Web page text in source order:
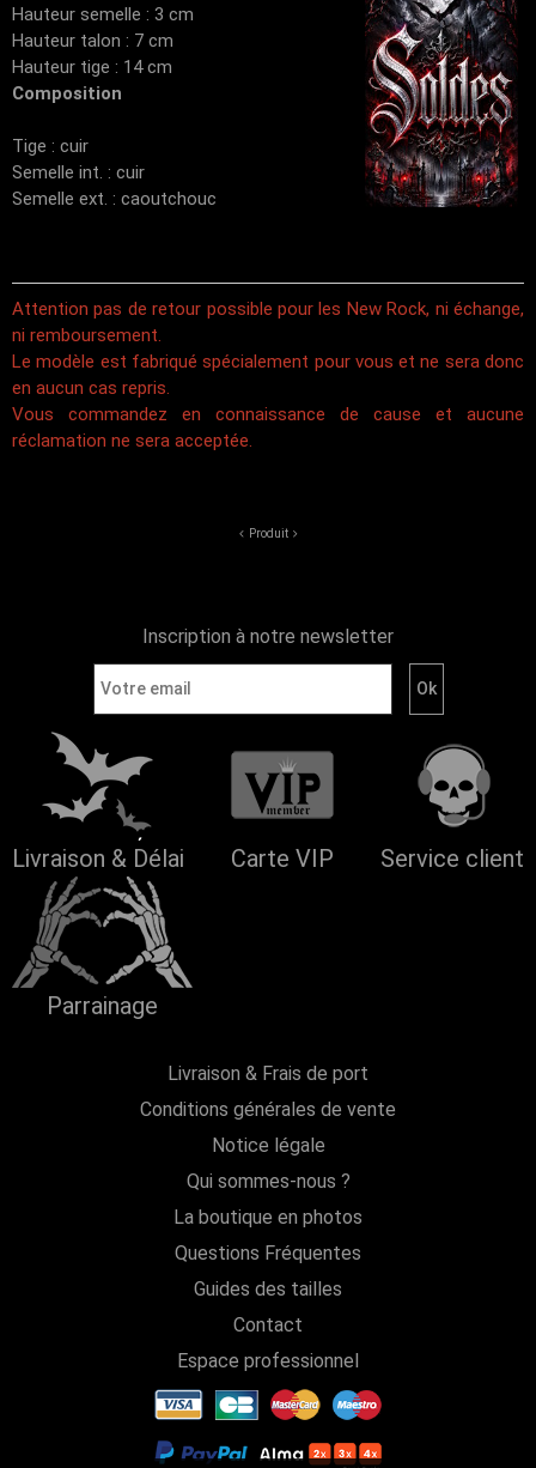
Hauteur semelle : 3 cm
Hauteur talon : 7 cm
Hauteur tige : 14 cm
Composition
Tige : cuir
Semelle int. : cuir
Semelle ext. : caoutchouc
Attention pas de retour possible pour les New Rock, ni échange,
ni remboursement.
Le modèle est fabriqué spécialement pour vous et ne sera donc
en aucun cas repris.
Vous commandez en connaissance de cause et aucune
réclamation ne sera acceptée.
Produit
Inscription à notre newsletter
Livraison & Délai Carte VIP Service client
Parrainage
Livraison & Frais de port
Conditions générales de vente
Notice légale
Qui sommes-nous ?
La boutique en photos
Questions Fréquentes
Guides des tailles
Contact
Espace professionnel